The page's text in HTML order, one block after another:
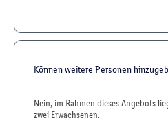
Können weitere Personen
Nein, im Rahmen dieses Angebots
zwei Erwachsenen.